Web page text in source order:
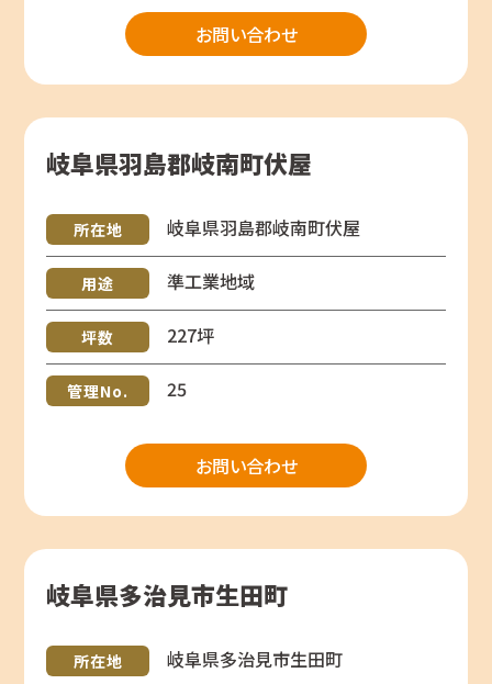
お問い合わせ
岐阜県羽島郡岐南町伏屋
所在地 岐阜県羽島郡岐南町伏屋
用途 準工業地域
坪数 227坪
管理No. 25
お問い合わせ
岐阜県多治見市生田町
所在地 岐阜県多治見市生田町